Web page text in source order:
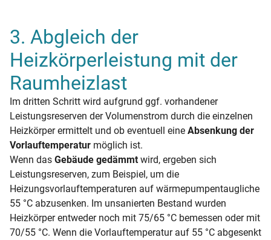
3. Abgleich der
Heizkörperleistung mit der
Raumheizlast
Im dritten Schritt wird aufgrund ggf. vorhandener
Leistungsreserven der Volumenstrom durch die einzelnen
Heizkörper ermittelt und ob eventuell eine Absenkung der
Vorlauftemperatur möglich ist.
Wenn das Gebäude gedämmt wird, ergeben sich
Leistungsreserven, zum Beispiel, um die
Heizungsvorlauftemperaturen auf wärmepumpentaugliche
55 °C abzusenken. Im unsanierten Bestand wurden
Heizkörper entweder noch mit 75/65 °C bemessen oder mit
70/55 °C. Wenn die Vorlauftemperatur auf 55 °C abgesenkt